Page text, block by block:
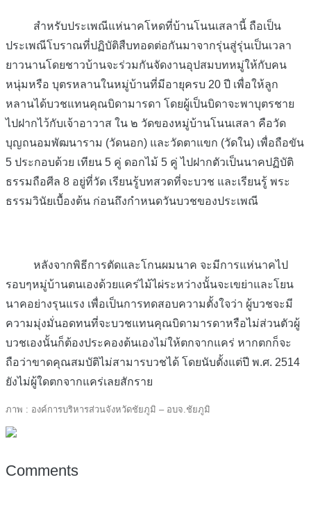
สำหรับประเพณีแห่นาคโหดที่บ้านโนนเสลานี้ ถือเป็น
ประเพณีโบราณที่ปฏิบัติสืบทอดต่อกันมาจากรุ่นสู่รุ่นเป็นเวลา
ยาวนานโดยชาวบ้านจะร่วมกันจัดงานอุปสมบทหมู่ให้กับคน
หนุ่มหรือ บุตรหลานในหมู่บ้านที่มีอายุครบ 20 ปี เพื่อให้ลูก
หลานได้บวชแทนคุณบิดามารดา โดยผู้เป็นบิดาจะพาบุตรชาย
ไปฝากไว้กับเจ้าอาวาส ใน ๒ วัดของหมู่บ้านโนนเสลา คือวัด
บุญถนอมพัฒนาราม (วัดนอก) และวัดตาแขก (วัดใน) เพื่อถือขัน
5 ประกอบด้วย เทียน 5 คู่ ดอกไม้ 5 คู่ ไปฝากตัวเป็นนาคปฏิบัติ
ธรรมถือศีล 8 อยู่ที่วัด เรียนรู้บทสวดที่จะบวช และเรียนรู้ พระ
ธรรมวินัยเบื้องต้น ก่อนถึงกำหนดวันบวชของประเพณี
หลังจากพิธีการตัดและโกนผมนาค จะมีการแห่นาคไป
รอบๆหมู่บ้านตนเองด้วยแคร่ไม้ไผ่ระหว่างนั้นจะเขย่าและโยน
นาคอย่างรุนแรง เพื่อเป็นการทดสอบความตั้งใจว่า ผู้บวชจะมี
ความมุ่งมั่นอดทนที่จะบวชแทนคุณบิดามารดาหรือไม่ส่วนตัวผู้
บวชเองนั้นก็ต้องประคองต้นเองไม่ให้ตกจากแคร่ หากตกก็จะ
ถือว่าขาดคุณสมบัติไม่สามารบวชได้ โดยนับตั้งแต่ปี พ.ศ. 2514
ยังไม่ผู้ใดตกจากแคร่เลยสักราย
ภาพ : องค์การบริหารส่วนจังหวัดชัยภูมิ – อบจ.ชัยภูมิ
Comments